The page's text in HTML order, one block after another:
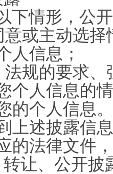
下情形，公
意或主动选
人信息；
法规的要求
个人信息的
的个人信息
上述披露信
的法律文件
转让、公开